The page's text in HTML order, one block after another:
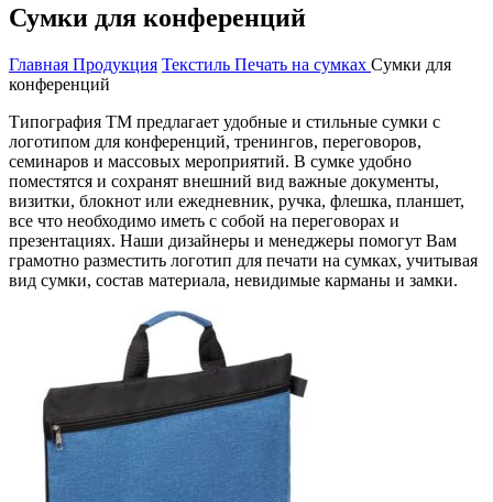
Сумки для конференций
Главная Продукция Текстиль Печать на сумках Сумки для
конференций
Типография ТМ предлагает удобные и стильные сумки с
логотипом для конференций, тренингов, переговоров,
семинаров и массовых мероприятий. В сумке удобно
поместятся и сохранят внешний вид важные документы,
визитки, блокнот или ежедневник, ручка, флешка, планшет,
все что необходимо иметь с собой на переговорах и
презентациях. Наши дизайнеры и менеджеры помогут Вам
грамотно разместить логотип для печати на сумках, учитывая
вид сумки, состав материала, невидимые карманы и замки.